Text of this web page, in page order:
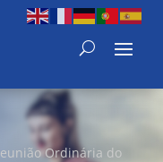
Ordinária do